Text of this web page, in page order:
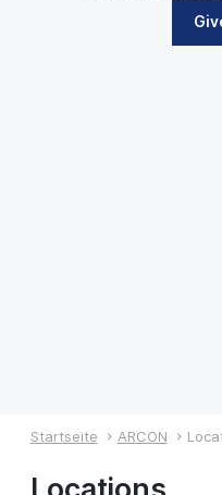
Startseite ARCON
Locations